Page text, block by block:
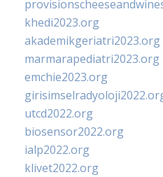
khedi2023.org
akademikgeriatri2023.org
marmarapediatri2023.org
emchie2023.org
utcd2022.org
biosensor2022.org
ialp2022.org
klivet2022.org